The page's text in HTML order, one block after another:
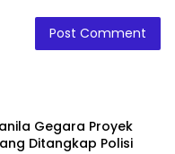
Gegara Proyek
Ditangkap Polisi